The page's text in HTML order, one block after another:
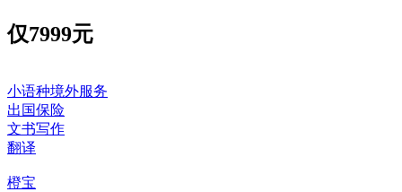
仅7999元
小语种境外服务
出国保险
文书写作
翻译
橙宝